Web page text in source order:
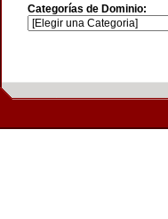
Categorías de Dominio: